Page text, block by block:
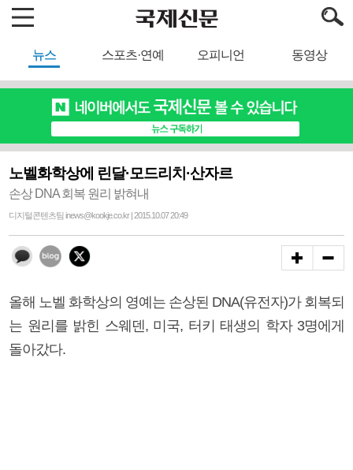
뉴스 스포츠·연예 오피니언 동영상
노벨화학상에 린달·모드리치·산자르
손상 DNA 회복 원리 밝혀내
디지털콘텐츠팀 inews@kookje.co.kr | 2015.10.07 20:49
올해 노벨 화학상의 영예는 손상된 DNA(유전자)가 회복되
는 원리를 밝힌 스웨덴, 미국, 터키 태생의 학자 3명에게
돌아갔다.